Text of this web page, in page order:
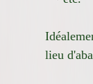
lieu